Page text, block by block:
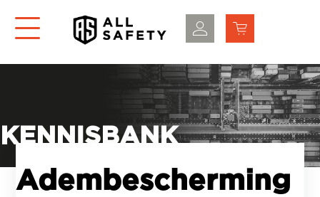
KENNISBANK
Adembescherming